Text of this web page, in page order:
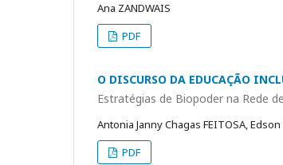
Ana ZANDWAIS
PDF
O DISCURSO DA EDUCAÇÃO
Estratégias de Biopoder na Rede
Antonia Janny Chagas FEITOSA,
PDF